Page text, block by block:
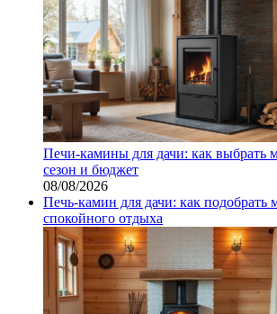
Печи-камины для дачи: как выбрать
сезон и бюджет
08/08/2026
Печь-камин для дачи: как подобрать
спокойного отдыха